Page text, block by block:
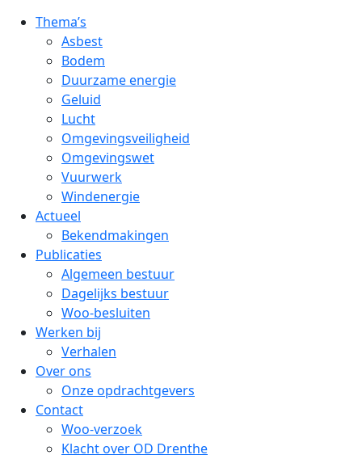
Thema’s
Asbest
Bodem
Duurzame energie
Geluid
Lucht
Omgevingsveiligheid
Omgevingswet
Vuurwerk
Windenergie
Actueel
Bekendmakingen
Publicaties
Algemeen bestuur
Dagelijks bestuur
Woo-besluiten
Werken bij
Verhalen
Over ons
Onze opdrachtgevers
Contact
Woo-verzoek
Klacht over OD Drenthe